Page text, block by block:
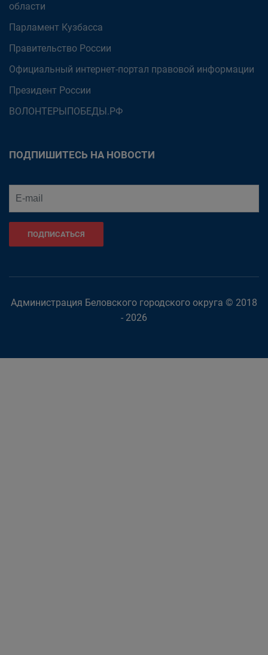
области
Парламент Кузбасса
Правительство России
Официальный интернет-портал правовой информации
Президент России
ВОЛОНТЕРЫПОБЕДЫ.РФ
ПОДПИШИТЕСЬ НА НОВОСТИ
ПОДПИСАТЬСЯ
Администрация Беловского городского округа © 2018
- 2026